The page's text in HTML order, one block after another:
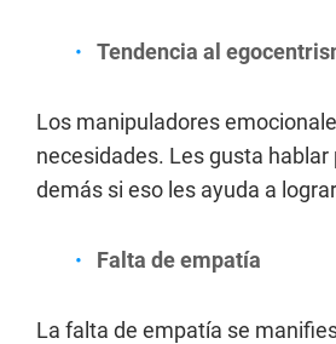
Tendencia al
Los manipuladores
necesidades. Les gusta
demás si eso les ayuda a
Falta de empatía
La falta de empatía se